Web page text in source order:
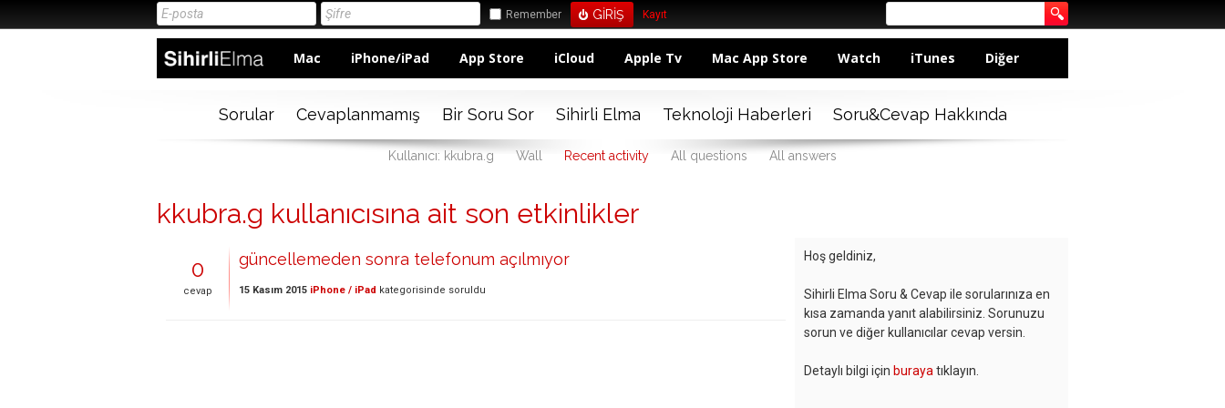
Remember Kayıt
Mac iPhone/iPad App Store iCloud Apple Tv Mac App Store Watch iTunes Diğer
Sorular Cevaplanmamış Bir Soru Sor Sihirli Elma Teknoloji Haberleri Soru&Cevap Hakkında
Kullanıcı: kkubra.g Wall Recent activity All questions All answers
kkubra.g kullanıcısına ait son etkinlikler
0
cevap
güncellemeden sonra telefonum açılmıyor
15 Kasım 2015 iPhone / iPad kategorisinde soruldu
Hoş geldiniz,
Sihirli Elma Soru & Cevap ile sorularınıza en
kısa zamanda yanıt alabilirsiniz. Sorunuzu
sorun ve diğer kullanıcılar cevap versin.
Detaylı bilgi için buraya tıklayın.